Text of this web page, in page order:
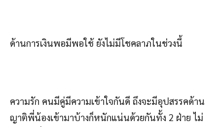
ด้านการเงินพอมีพอใช้ ยังไม่มีโชคลาภในช่วงนี้
ความรัก คนมีคู่มีความเข้าใจกันดี ถึงจะมีอุปสรรคด้าน
ญาติพี่น้องเข้ามาบ้างก็หนักแน่นด้วยกันทั้ง 2 ฝ่าย ไม่